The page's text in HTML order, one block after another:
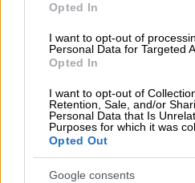
Opted In
I want to opt-out of
Personal Data for Targeted
Opted In
I want to opt-out of
Retention, Sale, and/or
Personal Data that Is
Purposes for which it was
Opted Out
Google consents
τοξίνες, νιτρικά και
τον οργανισμό»,
επιστημονική υπεύθυνη
Εκτός του 14%
λειτουργίας που
κατανάλωση περίπου
επεξεργασμένου